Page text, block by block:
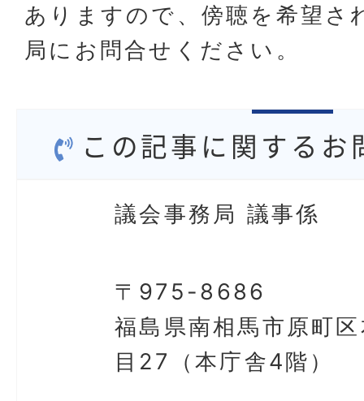
ありますので、傍聴を希望さ
局にお問合せください。
この記事に関するお
議会事務局 議事係
〒975-8686
福島県南相馬市原町
目27（本庁舎4階）